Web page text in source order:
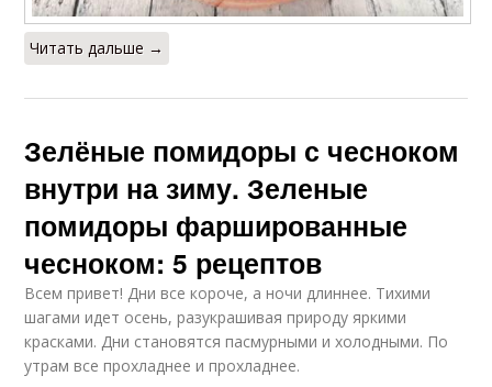
Читать дальше →
Зелёные помидоры с чесноком
внутри на зиму. Зеленые
помидоры фаршированные
чесноком: 5 рецептов
Всем привет! Дни все короче, а ночи длиннее. Тихими
шагами идет осень, разукрашивая природу яркими
красками. Дни становятся пасмурными и холодными. По
утрам все прохладнее и прохладнее.